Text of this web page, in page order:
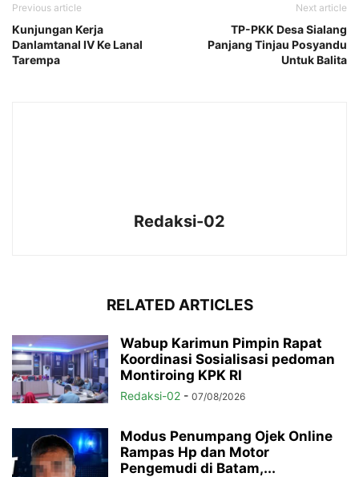
Previous article
Kunjungan Kerja
Danlamtanal IV Ke Lanal
Tarempa
Next article
TP-PKK Desa Sialang
Panjang Tinjau Posyandu
Untuk Balita
Redaksi-02
RELATED ARTICLES
Wabup Karimun Pimpin Rapat
Koordinasi Sosialisasi pedoman
Montiroing KPK RI
Redaksi-02 - 07/08/2026
Modus Penumpang Ojek Online
Rampas Hp dan Motor
Pengemudi di Batam,...